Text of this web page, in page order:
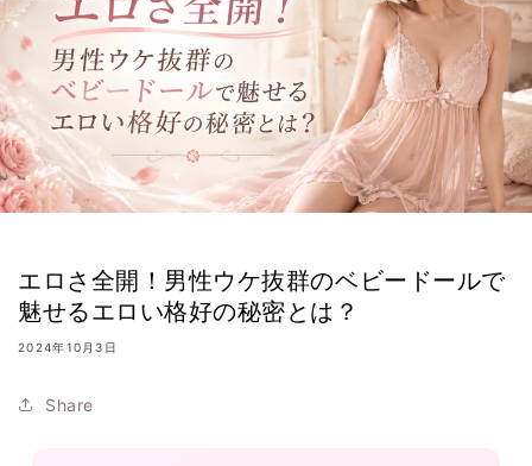
エロさ全開！男性ウケ抜群のベビードールで
魅せるエロい格好の秘密とは？
2024年10月3日
Share